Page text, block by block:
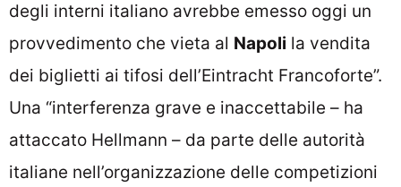
degli interni italiano avrebbe emesso oggi un
provvedimento che vieta al Napoli la vendita
dei biglietti ai tifosi dell’Eintracht Francoforte”.
Una “interferenza grave e inaccettabile – ha
attaccato Hellmann – da parte delle autorità
italiane nell’organizzazione delle competizioni